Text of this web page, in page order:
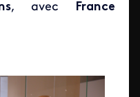
, avec
France